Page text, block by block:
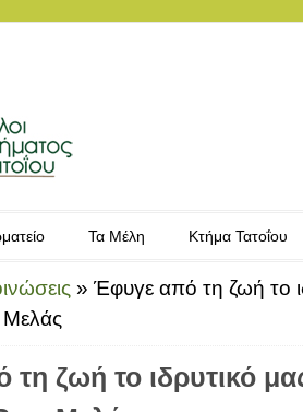
Τα Μέλη Κτήμα Τατοΐου
» Έφυγε από τη ζωή το
ζωή το ιδρυτικό